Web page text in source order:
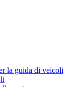
la guida di veicoli